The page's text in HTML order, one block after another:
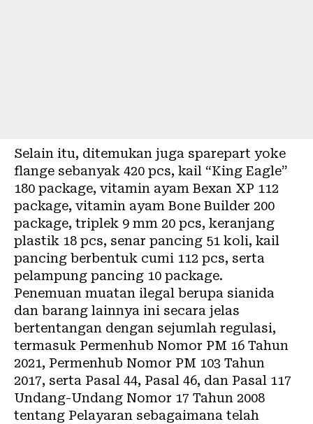
Selain itu, ditemukan juga sparepart yoke
flange sebanyak 420 pcs, kail “King Eagle”
180 package, vitamin ayam Bexan XP 112
package, vitamin ayam Bone Builder 200
package, triplek 9 mm 20 pcs, keranjang
plastik 18 pcs, senar pancing 51 koli, kail
pancing berbentuk cumi 112 pcs, serta
pelampung pancing 10 package.
Penemuan muatan ilegal berupa sianida
dan barang lainnya ini secara jelas
bertentangan dengan sejumlah regulasi,
termasuk Permenhub Nomor PM 16 Tahun
2021, Permenhub Nomor PM 103 Tahun
2017, serta Pasal 44, Pasal 46, dan Pasal 117
Undang-Undang Nomor 17 Tahun 2008
tentang Pelayaran sebagaimana telah